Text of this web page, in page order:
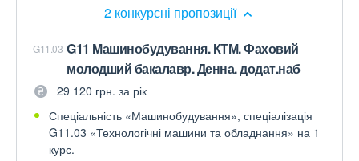
2 конкурсні пропозиції
G11.03 G11 Машинобудування. КТМ. Фаховий
молодший бакалавр. Денна. додат.наб
29 120 грн. за рік
Спеціальність «Машинобудування», спеціалізація
G11.03 «Технологічні машини та обладнання» на 1
курс.